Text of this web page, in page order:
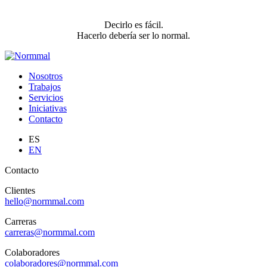
Decirlo es fácil.
Hacerlo debería ser lo normal.
Nosotros
Trabajos
Servicios
Iniciativas
Contacto
ES
EN
Contacto
Clientes
hello@normmal.com
Carreras
carreras@normmal.com
Colaboradores
colaboradores@normmal.com